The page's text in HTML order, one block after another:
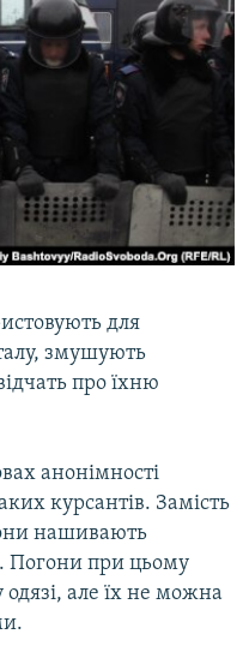
для
змушують
про їхню
анонімності
курсантів. Замість
нашивають
Погони при цьому
але їх не можна